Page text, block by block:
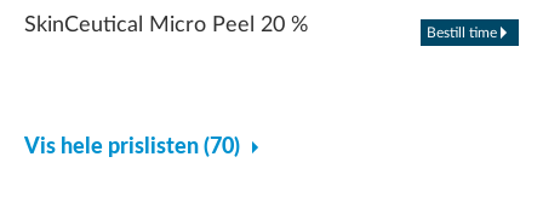
SkinCeutical Micro Peel 20 % Bestill time
Vis hele prislisten (70)